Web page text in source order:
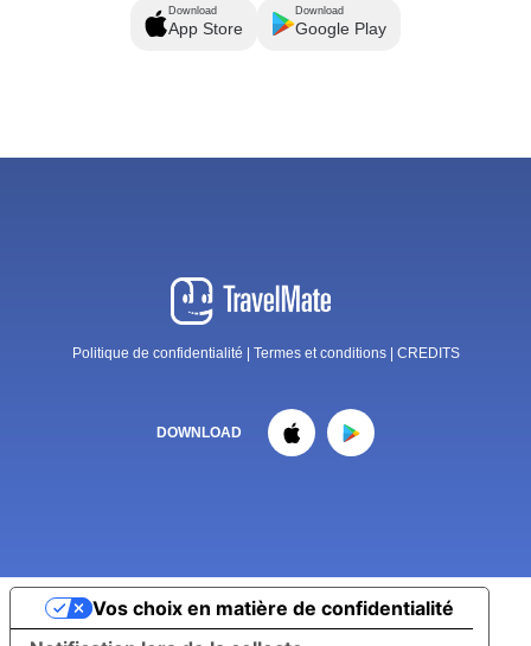
Download
App Store
Download
Google Play
Politique de confidentialité Termes et conditions CREDITS
DOWNLOAD
Vos choix en matière de confidentialité